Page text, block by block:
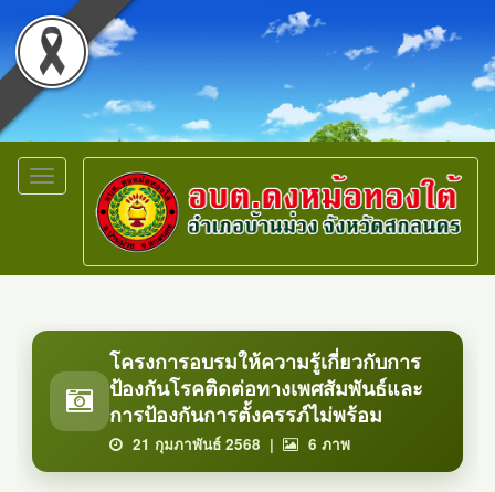
Toggle
navigation
โครงการอบรมให้ความรู้เกี่ยวกับการ
ป้องกันโรคติดต่อทางเพศสัมพันธ์และ
การป้องกันการตั้งครรภ์ไม่พร้อม
21 กุมภาพันธ์ 2568 | 6 ภาพ